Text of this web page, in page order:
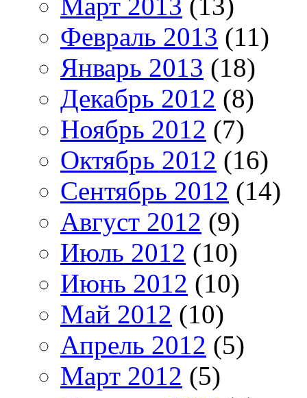
Март 2013 (13)
Февраль 2013 (11)
Январь 2013 (18)
Декабрь 2012 (8)
Ноябрь 2012 (7)
Октябрь 2012 (16)
Сентябрь 2012 (14)
Август 2012 (9)
Июль 2012 (10)
Июнь 2012 (10)
Май 2012 (10)
Апрель 2012 (5)
Март 2012 (5)